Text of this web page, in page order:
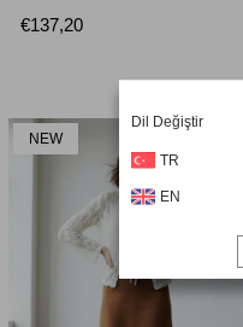
Dil Değiştir
TR
EN
€137,20
NEW